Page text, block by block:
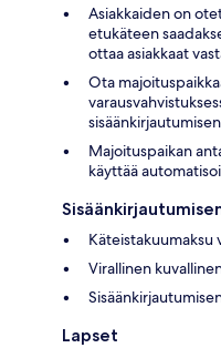
Asiakkaiden on
etukäteen
ottaa asiakkaat
Ota
sisäänkirjautumisen
Majoituspaikan
käyttää
Käteistakuumaksu
Virallinen
Lapset